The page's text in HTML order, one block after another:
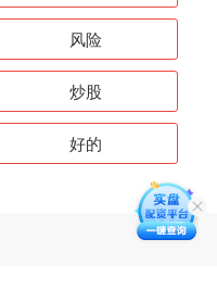
风险
炒股
好的